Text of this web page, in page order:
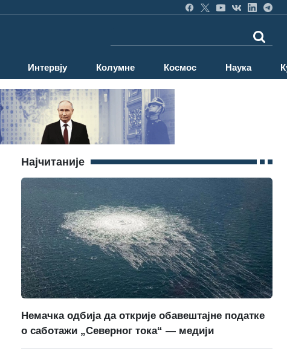
Интервју Колумне Космос Наука
Најчитаније
Немачка одбија да открије обавештајне податке
о саботажи „Северног тока“ — медији